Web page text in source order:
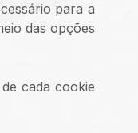
para a
das opções
cada cookie